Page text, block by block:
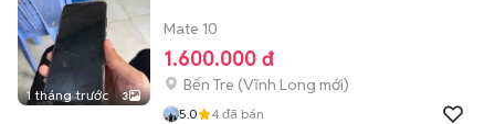
1 tháng trước 3
Mate 10
1.600.000 đ
Bến Tre (Vĩnh Long mới)
5.0 4 đã bán